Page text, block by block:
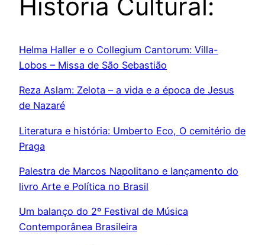
História Cultural:
Helma Haller e o Collegium Cantorum: Villa-
Lobos – Missa de São Sebastião
Reza Aslam: Zelota – a vida e a época de Jesus
de Nazaré
Literatura e história: Umberto Eco, O cemitério de
Praga
Palestra de Marcos Napolitano e lançamento do
livro Arte e Política no Brasil
Um balanço do 2º Festival de Música
Contemporânea Brasileira